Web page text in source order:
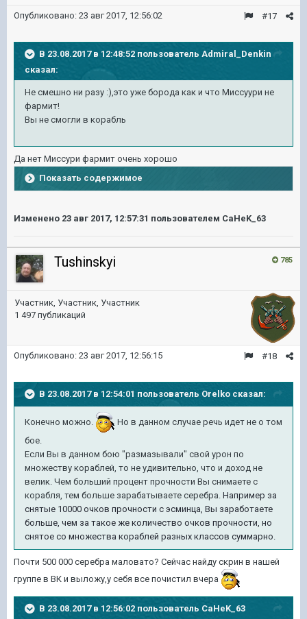
#17
Опубликовано: 23 авг 2017, 12:56:02
В 23.08.2017 в 12:48:52 пользователь Admiral_Denkin
сказал:
Не смешно ни разу :),это уже борода как и что Миссуури не
фармит!
Вы не смогли в корабль
Да нет Миссури фармит очень хорошо
Показать содержимое
Изменено 23 авг 2017, 12:57:31 пользователем CaHeK_63
785
Tushinskyi
Участник, Участник, Участник
1 497 публикаций
#18
Опубликовано: 23 авг 2017, 12:56:15
В 23.08.2017 в 12:54:01 пользователь Orelko сказал:
Конечно можно.
Но в данном случае речь идет не о том
бое.
Если Вы в данном бою "размазывали" свой урон по
множеству кораблей, то не удивительно, что и доход не
велик. Чем больший процент прочности Вы снимаете с
корабля, тем больше зарабатываете серебра. Например за
снятые 10000 очков прочности с эсминца, Вы заработаете
больше, чем за такое же количество очков прочности, но
снятое со множества кораблей разных классов суммарно.
Почти 500 000 серебра маловато? Сейчас найду скрин в нашей
группе в ВК и выложу,у себя все почистил вчера
В 23.08.2017 в 12:56:02 пользователь CaHeK_63